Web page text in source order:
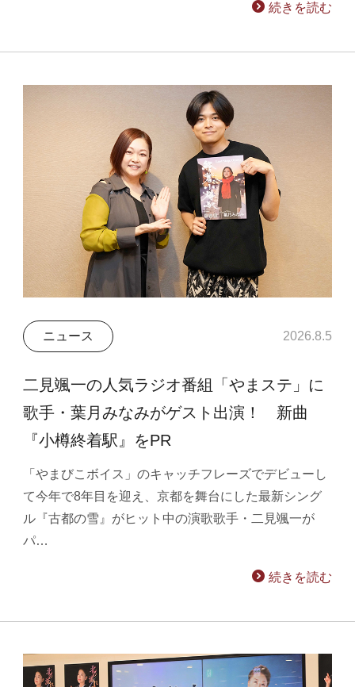
続きを読む
ニュース 2026.8.5
二見颯一の人気ラジオ番組「やまステ」に
歌手・葉月みなみがゲスト出演！ 新曲
『小樽終着駅』をPR
「やまびこボイス」のキャッチフレーズでデビューし
て今年で8年目を迎え、京都を舞台にした最新シング
ル『古都の雪』がヒット中の演歌歌手・二見颯一が
パ…
続きを読む